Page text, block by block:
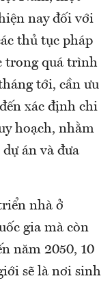
nay đối với
thủ tục pháp
trong quá trình
tới, cần ưu
xác định chi
hoạch, nhằm
án và đưa
nhà ở
gia mà còn
năm 2050, 10
sẽ là nơi sinh